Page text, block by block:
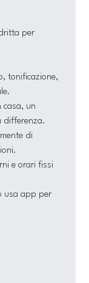
per
tonificazione,
casa, un
differenza.
di
e orari fissi
usa app per